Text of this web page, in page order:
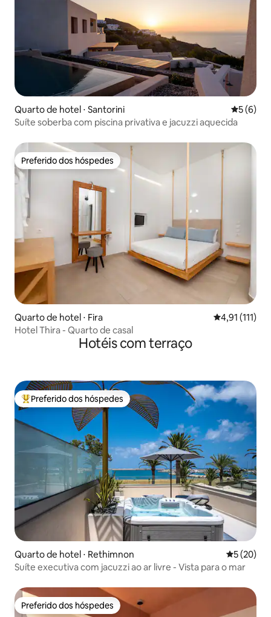
Quarto de hotel ⋅ Santorini 5 de
5 (6)
Suíte soberba com piscina privativa e jacuzzi aquecida
Preferido dos hóspedes
Preferido dos hóspedes
Quarto de hotel ⋅ Fira 4,91 de uma
4,91 (111)
Hotel Thira - Quarto de casal
Hotéis com terraço
Entre os melhores preferidos dos hóspedes
Preferido dos hóspedes
Quarto de hotel ⋅ Rethimnon 5 de uma
5 (20)
Suíte executiva com jacuzzi ao ar livre - Vista para o mar
Preferido dos hóspedes
Preferido dos hóspedes